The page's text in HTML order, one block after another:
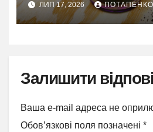
ЛИП 17, 2026
Залишити
Ваша e-mail адреса не
Обов’язкові поля позначені *